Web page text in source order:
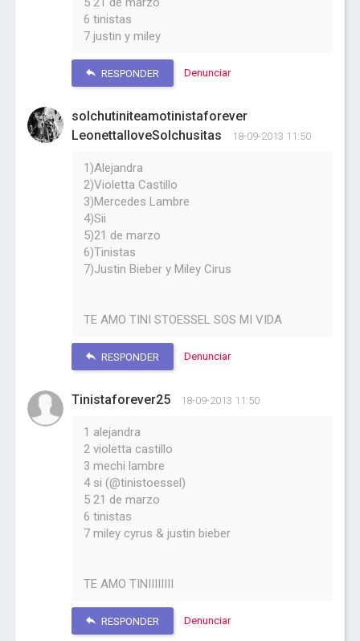
6 tinistas
7 justin y miley
RESPONDER Denunciar
solchutiniteamotinistaforever
LeonettaIloveSolchusitas
18-09-2013 11:50
1)Alejandra
2)Violetta Castillo
3)Mercedes Lambre
4)Sii
5)21 de marzo
6)Tinistas
7)Justin Bieber y Miley Cirus
TE AMO TINI STOESSEL SOS MI VIDA
RESPONDER Denunciar
Tinistaforever25 18-09-2013 11:50
1 alejandra
2 violetta castillo
3 mechi lambre
4 si (@tinistoessel)
5 21 de marzo
6 tinistas
7 miley cyrus & justin bieber
TE AMO TINIIIIIIII
RESPONDER Denunciar